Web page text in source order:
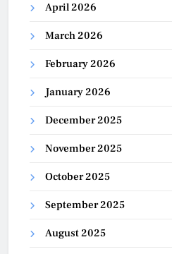
April 2026
March 2026
February 2026
January 2026
December 2025
November 2025
October 2025
September 2025
August 2025